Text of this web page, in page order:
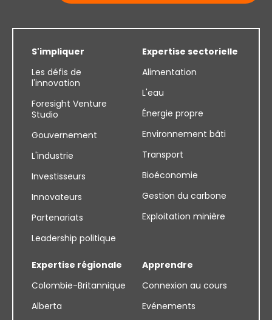
S'impliquer
Les défis de
l'innovation
Foresight Venture
Studio
Gouvernement
L'industrie
Investisseurs
Innovateurs
Partenariats
Leadership politique
Expertise sectorielle
Alimentation
L'eau
Énergie propre
Environnement bâti
Transport
Bioéconomie
Gestion du carbone
Exploitation minière
Expertise régionale
Colombie-Britannique
Alberta
Apprendre
Connexion au cours
Evénements